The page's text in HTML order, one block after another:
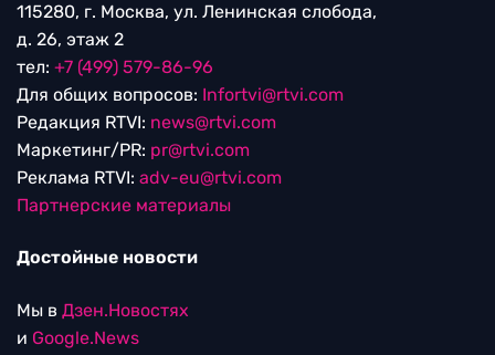
115280, г. Москва, ул. Ленинская слобода,
д. 26, этаж 2
тел: +7 (499) 579-86-96
Для общих вопросов: Infortvi@rtvi.com
Редакция RTVI: news@rtvi.com
Маркетинг/PR: pr@rtvi.com
Реклама RTVI: adv-eu@rtvi.com
Партнерские материалы
Достойные новости
Мы в Дзен.Новостях
и Google.News